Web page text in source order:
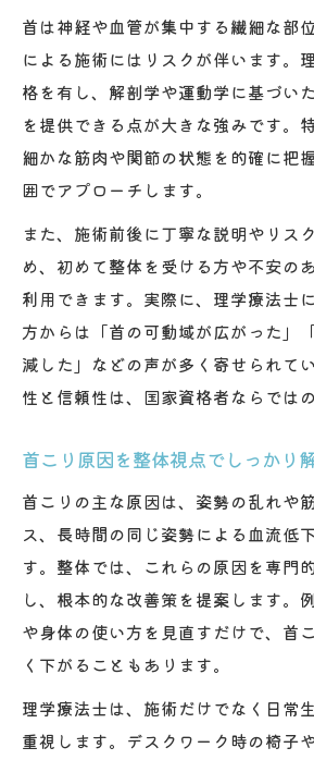
首は神経や血管が集中する繊細な部
による施術にはリスクが伴います。
格を有し、解剖学や運動学に基づい
を提供できる点が大きな強みです。
細かな筋肉や関節の状態を的確に把
囲でアプローチします。
また、施術前後に丁寧な説明やリス
め、初めて整体を受ける方や不安の
利用できます。実際に、理学療法士
方からは「首の可動域が広がった」
減した」などの声が多く寄せられて
性と信頼性は、国家資格者ならでは
首こり原因を整体視点でしっかり
首こりの主な原因は、姿勢の乱れや
ス、長時間の同じ姿勢による血流低
す。整体では、これらの原因を専門
し、根本的な改善策を提案します。
や身体の使い方を見直すだけで、首
く下がることもあります。
理学療法士は、施術だけでなく日常
重視します。デスクワーク時の椅子